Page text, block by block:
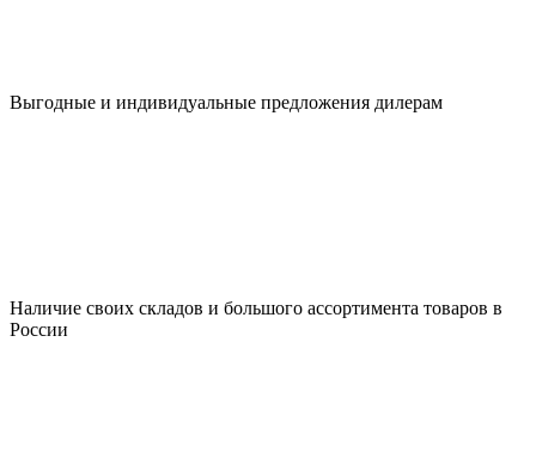
Выгодные и индивидуальные предложения дилерам
Наличие своих складов и большого ассортимента товаров в
России